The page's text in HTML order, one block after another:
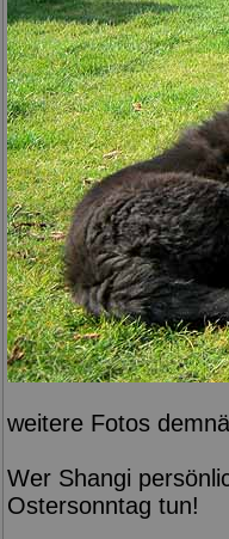
weitere Fotos
Wer Shangi
Ostersonntag tun!